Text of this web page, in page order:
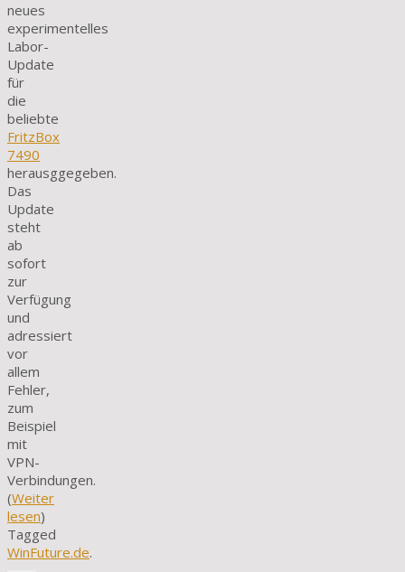
neues
experimentelles
Labor-
Update
für
die
beliebte
FritzBox
7490
herausggegeben.
Das
Update
steht
ab
sofort
zur
Verfügung
und
adressiert
vor
allem
Fehler,
zum
Beispiel
mit
VPN-
Verbindungen.
(Weiter
lesen)
Tagged
WinFuture.de.